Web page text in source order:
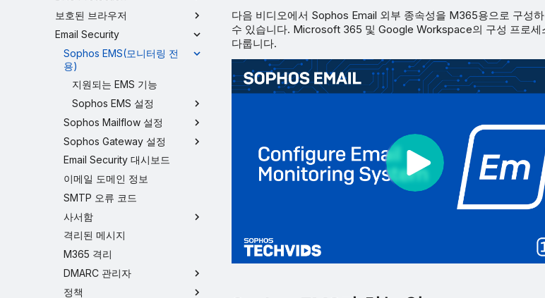
보호된 브라우저
Email Security
Sophos EMS(모니터링 전
용)
지원되는 EMS 기능
Sophos EMS 설정
Sophos Mailflow 설정
Sophos Gateway 설정
Email Security 대시보드
이메일 도메인 정보
SMTP 오류 코드
사서함
격리된 메시지
M365 격리
DMARC 관리자
정책
다음 비디오에서 Sophos Email 외부 종속성을 M365용으로 구성
수 있습니다. Microsoft 365 및 Google Workspace의 구성 프로세
다룹니다.